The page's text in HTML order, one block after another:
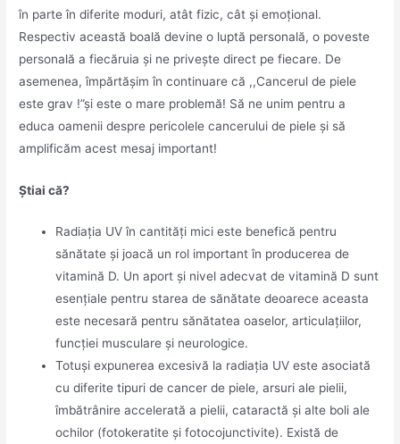
în parte în diferite moduri, atât fizic, cât și emoțional.
Respectiv această boală devine o luptă personală, o poveste
personală a fiecăruia și ne privește direct pe fiecare. De
asemenea, împărtășim în continuare că ,,Cancerul de piele
este grav !”și este o mare problemă! Să ne unim pentru a
educa oamenii despre pericolele cancerului de piele și să
amplificăm acest mesaj important!
Știai că?
Radiaţia UV în cantităţi mici este benefică pentru
sănătate şi joacă un rol important în producerea de
vitamină D. Un aport şi nivel adecvat de vitamină D sunt
esenţiale pentru starea de sănătate deoarece aceasta
este necesară pentru sănătatea oaselor, articulaţiilor,
funcţiei musculare şi neurologice.
Totuşi expunerea excesivă la radiaţia UV este asociată
cu diferite tipuri de cancer de piele, arsuri ale pielii,
îmbătrânire accelerată a pielii, cataractă şi alte boli ale
ochilor (fotokeratite și fotocojunctivite). Există de